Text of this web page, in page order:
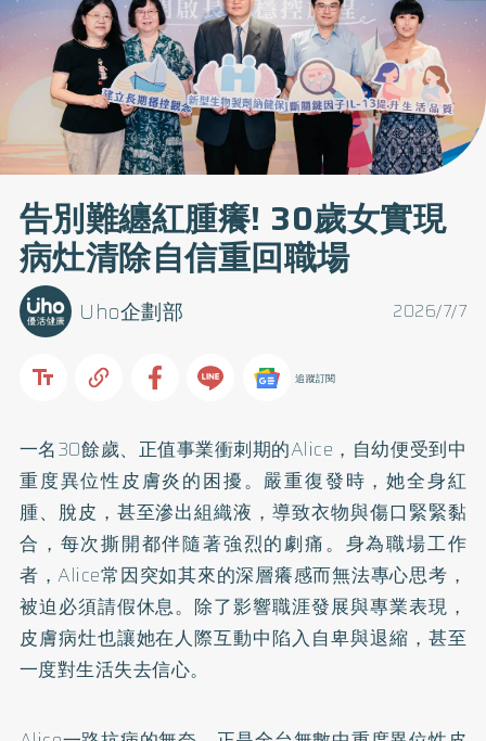
告別難纏紅腫癢! 30歲女實現
病灶清除自信重回職場
2026/7/7
Uho企劃部
追蹤訂閱
一名30餘歲、正值事業衝刺期的Alice，自幼便受到中
重度異位性皮膚炎的困擾。嚴重復發時，她全身紅
腫、脫皮，甚至滲出組織液，導致衣物與傷口緊緊黏
合，每次撕開都伴隨著強烈的劇痛。身為職場工作
者，Alice常因突如其來的深層癢感而無法專心思考，
被迫必須請假休息。除了影響職涯發展與專業表現，
皮膚病灶也讓她在人際互動中陷入自卑與退縮，甚至
一度對生活失去信心。